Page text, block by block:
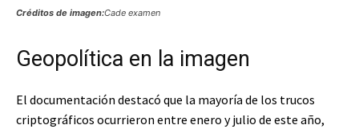
Créditos de imagen:Cade examen
Geopolítica en la imagen
El documentación destacó que la mayoría de los trucos
criptográficos ocurrieron entre enero y julio de este año,